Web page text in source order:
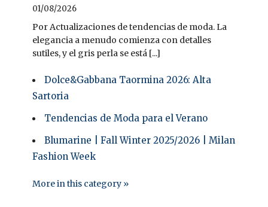
01/08/2026
Por Actualizaciones de tendencias de moda. La
elegancia a menudo comienza con detalles
sutiles, y el gris perla se está [...]
Dolce&Gabbana Taormina 2026: Alta
Sartoria
Tendencias de Moda para el Verano
Blumarine | Fall Winter 2025/2026 | Milan
Fashion Week
More in this category »